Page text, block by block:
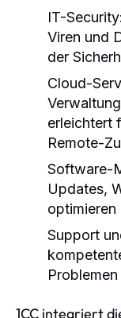
IT-Security
Viren und
der
Cloud-
erleichtert
Remote-
Software-
Updates,
Support
1CC integriert